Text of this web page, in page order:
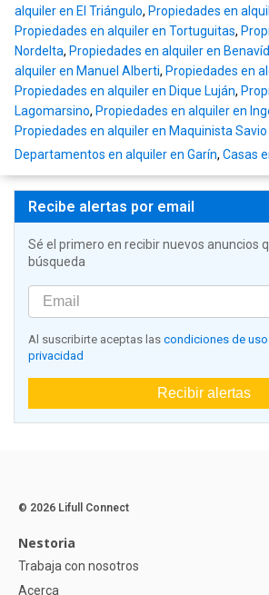
alquiler en El Triángulo, Propiedades en
Propiedades en alquiler en Tortuguitas,
Nordelta, Propiedades en alquiler en
alquiler en Manuel Alberti, Propiedades en
Propiedades en alquiler en Dique Luján,
Lagomarsino, Propiedades en alquiler en
Propiedades en alquiler en Maquinista Savio
Departamentos en alquiler en Garín, Casas
Recibe alertas por email
Sé el primero en recibir nuevos anuncios
búsqueda
Al suscribirte aceptas las condiciones de uso
privacidad
Recibir alertas
© 2026 Lifull Connect
Nestoria
Trabaja con nosotros
Acerca